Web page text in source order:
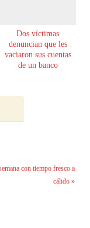
Dos víctimas
denuncian que les
vaciaron sus cuentas
de un banco
con tiempo fresco a
cálido»